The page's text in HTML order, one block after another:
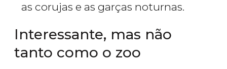
as corujas e as garças noturnas.
Interessante, mas não
tanto como o zoo